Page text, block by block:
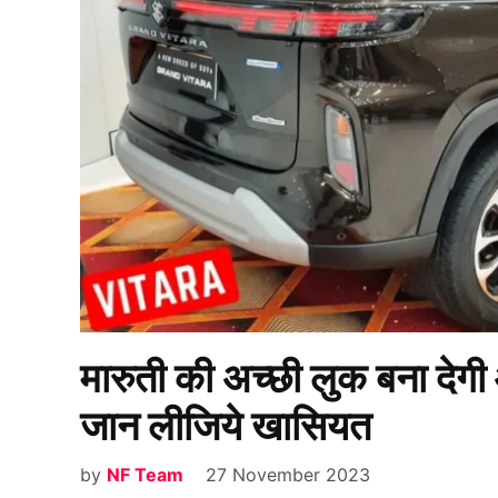
मारुती की अच्छी लुक बना
जान लीजिये खासियत
by NF Team 27 November 2023